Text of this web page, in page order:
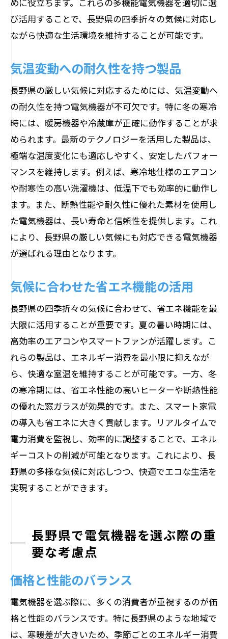
び活用することで、長野県の四季折々の気候に対応し
ながら快適な生活環境を維持することが可能です。
気温変動への耐久性を持つ製品
長野県の厳しい気候に対応するためには、気温変動へ
の耐久性を持つ電気機器が不可欠です。特に冬の寒冷
時には、暖房機器や冷蔵庫が正確に動作することが求
められます。最新のテクノロジーを活用した製品は、
極端な温度変化にも適応しやすく、安定したパフォー
マンスを維持します。例えば、寒冷地仕様のエアコン
や耐寒性の高い洗濯機は、低温下でも効率的に動作し
ます。また、断熱性能や耐久性に優れた素材を使用し
た電気機器は、長い寿命と信頼性を提供します。これ
により、長野県の厳しい気候にも対応できる電気機器
が選ばれる理由となります。
気候に合わせた省エネ機能の活用
長野県の四季折々の気候に合わせて、省エネ機能を最
大限に活用することが重要です。夏の暑い時期には、
高効率のエアコンやスマートファンが活躍します。こ
れらの製品は、エネルギー消費を最小限に抑えなが
ら、快適な室温を維持することが可能です。一方、冬
の寒冷期には、省エネ性能の高いヒーターや断熱性能
の優れた窓ガラスが効果的です。また、スマート家電
の導入も省エネに大きく貢献します。リアルタイムで
電力消費を監視し、効率的に調整することで、エネル
ギーコストの削減が可能となります。これにより、長
野県の多様な気候に対応しつつ、快適でエコな生活を
実現することができます。
長野県で電気機器を選ぶ際の重
要な考慮点
価格と性能のバランス
電気機器を選ぶ際に、多くの消費者が重視するのが価
格と性能のバランスです。特に長野県のような地域で
は、寒暖差が大きいため、季節ごとのエネルギー消費